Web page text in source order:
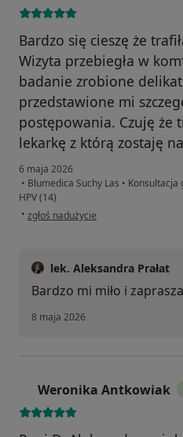
Bardzo się cieszę że
Wizyta przebiegła w
badanie zrobione
przedstawione mi
postępowania. Czuję że
lekarkę z którą zostaję
6 maja 2026
• Blumedica Suchy Las • Konsultacja
HPV (14)
• w opinii użytkownika Karolina M
zgłoś nadużycie
lek. Aleksandra Prałat
Bardzo mi miło i
8 maja 2026
Weronika Antkowiak